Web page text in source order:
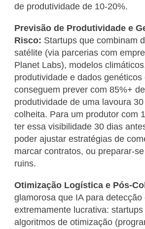
de produtividade de 10-20%.
Previsão de Produtividade e
Risco: Startups que combinam
satélite (via parcerias com
Planet Labs), modelos
produtividade e dados genéticos
conseguem prever com 85%+
produtividade de uma lavoura
colheita. Para um produtor com
ter essa visibilidade 30 dias
poder ajustar estratégias de
marcar contratos, ou preparar-
ruins.
Otimização Logística e Pós-
glamorosa que IA para
extremamente lucrativa:
algoritmos de otimização